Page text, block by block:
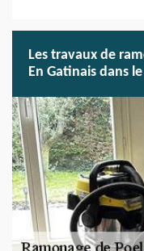
Les travaux de
En Gatinais dans